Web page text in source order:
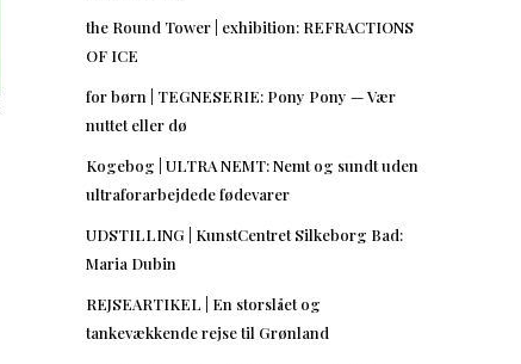
the Round Tower | exhibition: REFRACTIONS
OF ICE
for børn | TEGNESERIE: Pony Pony — Vær
nuttet eller dø
Kogebog | ULTRA NEMT: Nemt og sundt uden
ultraforarbejdede fødevarer
UDSTILLING | KunstCentret Silkeborg Bad:
Maria Dubin
REJSEARTIKEL | En storslået og
tankevækkende rejse til Grønland